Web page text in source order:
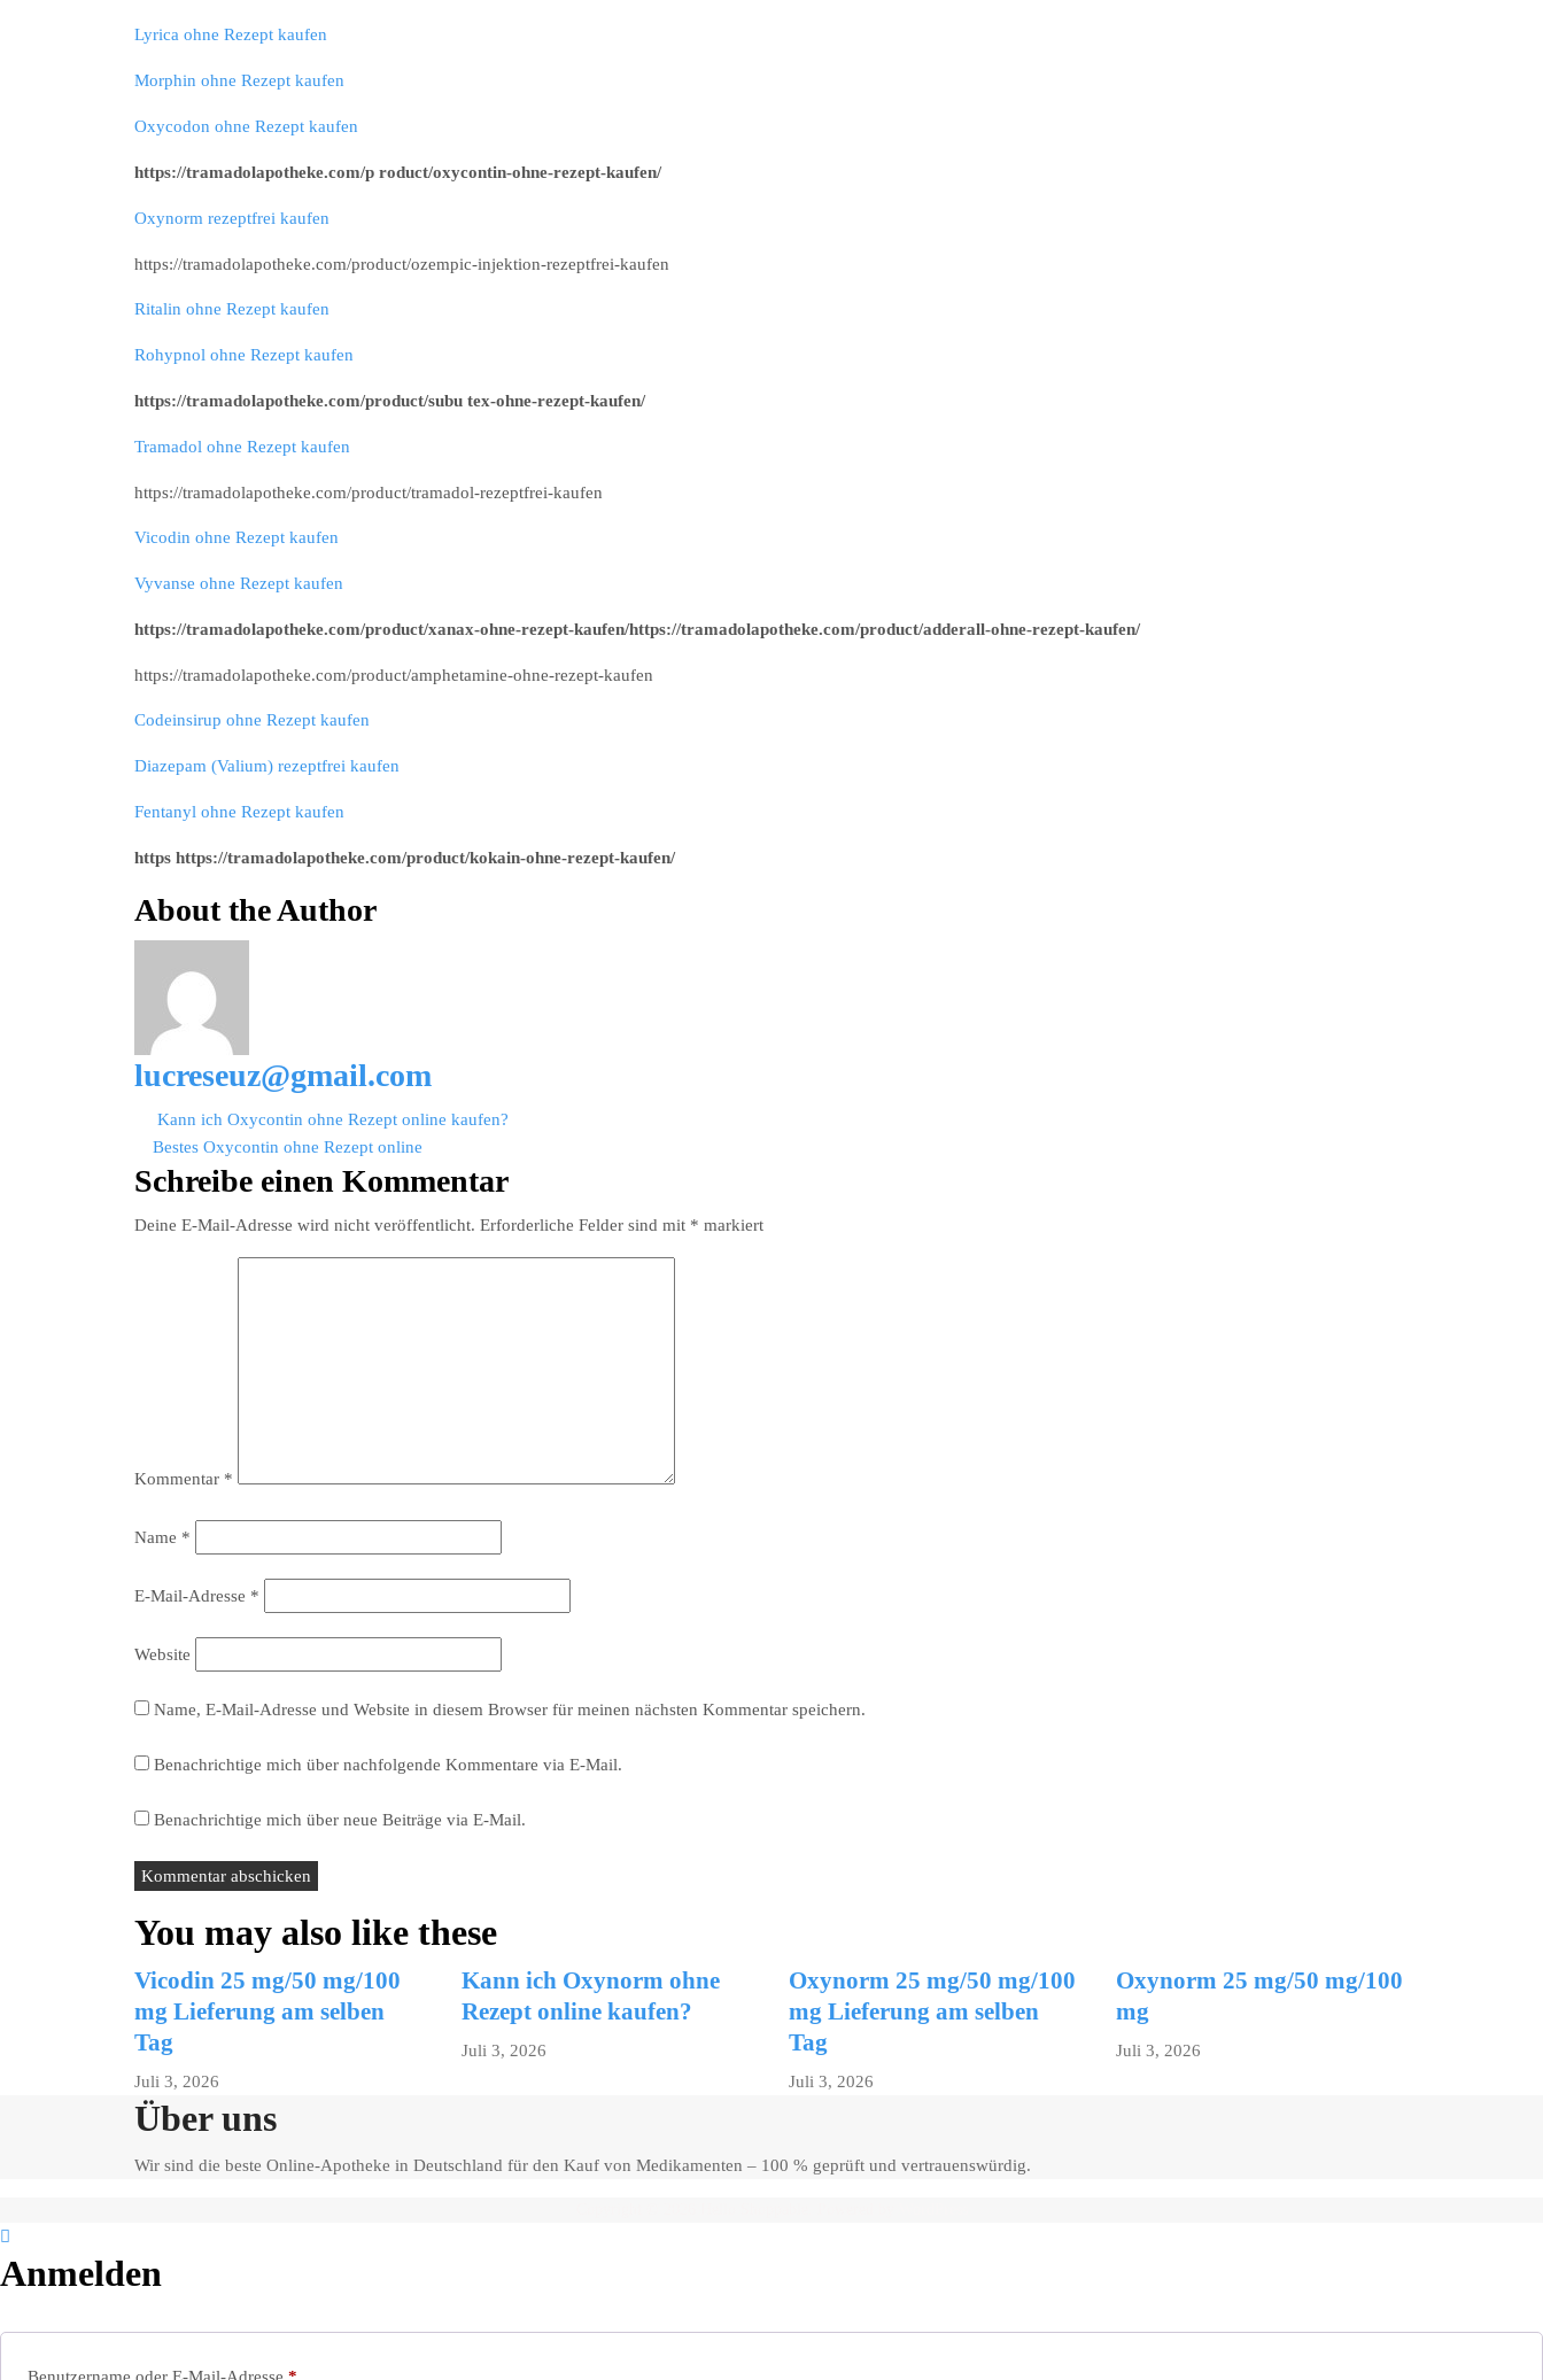
Lyrica ohne Rezept kaufen
Morphin ohne Rezept kaufen
Oxycodon ohne Rezept kaufen
https://tramadolapotheke.com/p roduct/oxycontin-ohne-rezept-kaufen/
Oxynorm rezeptfrei kaufen
https://tramadolapotheke.com/product/ozempic-injektion-rezeptfrei-kaufen
Ritalin ohne Rezept kaufen
Rohypnol ohne Rezept kaufen
https://tramadolapotheke.com/product/subu tex-ohne-rezept-kaufen/
Tramadol ohne Rezept kaufen
https://tramadolapotheke.com/product/tramadol-rezeptfrei-kaufen
Vicodin ohne Rezept kaufen
Vyvanse ohne Rezept kaufen
https://tramadolapotheke.com/product/xanax-ohne-rezept-kaufen/https://tramadolapotheke.com/product/adderall-ohne-rezept-kaufen/
https://tramadolapotheke.com/product/amphetamine-ohne-rezept-kaufen
Codeinsirup ohne Rezept kaufen
Diazepam (Valium) rezeptfrei kaufen
Fentanyl ohne Rezept kaufen
https https://tramadolapotheke.com/product/kokain-ohne-rezept-kaufen/
About the Author
lucreseuz@gmail.com
Beitragsnavigation
Kann ich Oxycontin ohne Rezept online kaufen?
Bestes Oxycontin ohne Rezept online
Schreibe einen Kommentar
Deine E-Mail-Adresse wird nicht veröffentlicht. Erforderliche Felder sind mit * markiert
Kommentar *
Name *
E-Mail-Adresse *
Website
Name, E-Mail-Adresse und Website in diesem Browser für meinen nächsten Kommentar speichern.
Benachrichtige mich über nachfolgende Kommentare via E-Mail.
Benachrichtige mich über neue Beiträge via E-Mail.
You may also like these
Vicodin 25 mg/50 mg/100
mg Lieferung am selben
Tag
Juli 3, 2026
Kann ich Oxynorm ohne
Rezept online kaufen?
Juli 3, 2026
Oxynorm 25 mg/50 mg/100
mg Lieferung am selben
Tag
Juli 3, 2026
Oxynorm 25 mg/50 mg/100
mg
Juli 3, 2026
Über uns
Wir sind die beste Online-Apotheke in Deutschland für den Kauf von Medikamenten – 100 % geprüft und vertrauenswürdig.
Anmelden